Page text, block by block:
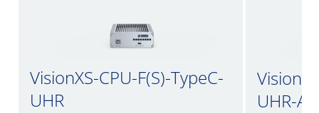
VisionXS-CPU-F(S)-TypeC-
UHR
UHR-A